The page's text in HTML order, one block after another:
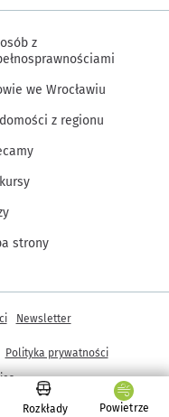
główna - wroclaw.pl
Rozkłady Powietrze
z
we Wrocławiu
z regionu
strony
Gmina Wrocław
Newsletter
Polityka prywatności